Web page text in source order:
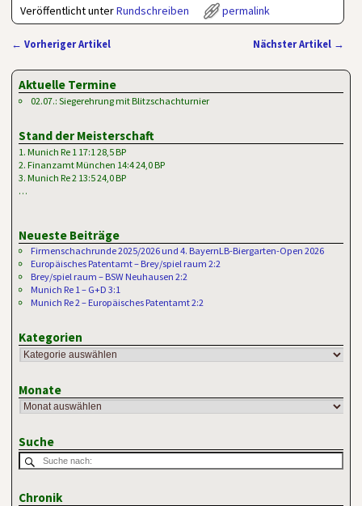
Veröffentlicht unterRundschreiben permalink
← Vorheriger Artikel Nächster Artikel →
Aktuelle Termine
02.07.: Siegerehrung mit Blitzschachturnier
Stand der Meisterschaft
1. Munich Re 1 17:1 28,5 BP
2. Finanzamt München 14:4 24,0 BP
3. Munich Re 2 13:5 24,0 BP
…
Neueste Beiträge
Firmenschachrunde 2025/2026 und 4. BayernLB-Biergarten-Open 2026
Europäisches Patentamt – Brey/spiel raum 2:2
Brey/spiel raum – BSW Neuhausen 2:2
Munich Re 1 – G+D 3:1
Munich Re 2 – Europäisches Patentamt 2:2
Kategorien
Monate
Suche
Chronik